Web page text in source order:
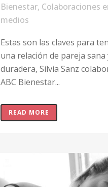
Bienestar, Colaboraciones
medios
Estas son las claves para
una relación de pareja sana
duradera, Silvia Sanz
ABC Bienestar...
READ MORE